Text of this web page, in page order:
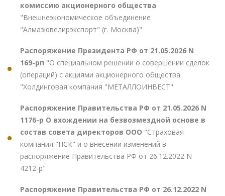
комиссию акционерного общества
"Внешнеэкономическое объединение
"Алмазювелирэкспорт" (г. Москва)"
Распоряжение Президента РФ от 21.05.2026 N
169-рп "О специальном решении о совершении сделок
(операций) с акциями акционерного общества
"Холдинговая компания "МЕТАЛЛОИНВЕСТ"
Распоряжение Правительства РФ от 21.05.2026 N
1176-р О вхождении на безвозмездной основе в
состав совета директоров ООО "Страховая
компания "НСК" и о внесении изменений в
распоряжение Правительства РФ от 26.12.2022 N
4212-р"
Распоряжение Правительства РФ от 26.12.2022 N